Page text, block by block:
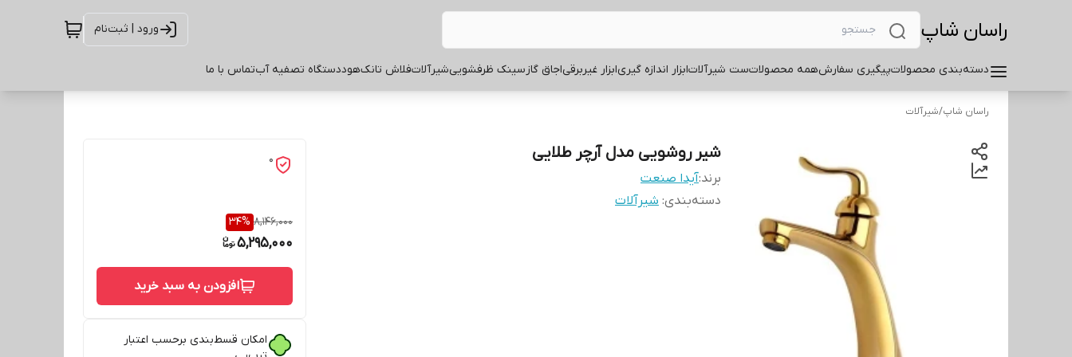
راسان شاپ ورود | ثبت‌نام
دسته‌بندی محصولاتپیگیری سفارشهمه محصولاتست شیرآلاتابزار اندازه گیریابزار غیربرقیاجاق گازسینک ظرفشوییشیرآلاتفلاش تانکهوددستگاه تصفیه آبتماس با ما
راسان شاپ/شیرآلات
شیر روشویی مدل آرچر طلایی
برند:آیدا صنعت
دسته‌بندی: شیرآلات
0
8,146,000
34%
5,295,000
افزودن به سبد خرید
امکان قسط‌بندی برحسب اعتبار